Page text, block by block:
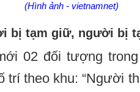
(Hình ảnh - vietnamnet)
bị tạm giữ, người bị
02 đối tượng
trí theo khu: “Người